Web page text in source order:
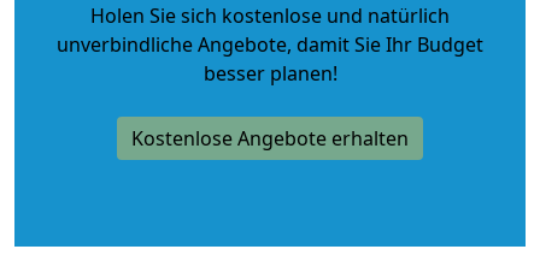
Holen Sie sich kostenlose und natürlich
unverbindliche Angebote, damit Sie Ihr Budget
besser planen!
Kostenlose Angebote erhalten